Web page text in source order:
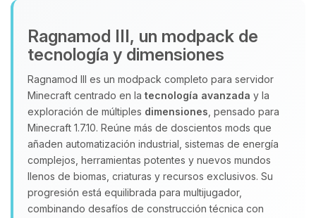
Ragnamod III, un modpack de
tecnología y dimensiones
Ragnamod III es un modpack completo para servidor
Minecraft centrado en la tecnología avanzada y la
exploración de múltiples dimensiones , pensado para
Minecraft 1.7.10. Reúne más de doscientos mods que
añaden automatización industrial, sistemas de energía
complejos, herramientas potentes y nuevos mundos
llenos de biomas, criaturas y recursos exclusivos. Su
progresión está equilibrada para multijugador,
combinando desafíos de construcción técnica con
10/08/2026 11:21